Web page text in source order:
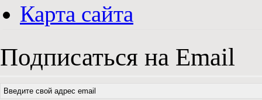
Карта сайта
Подписаться на Email